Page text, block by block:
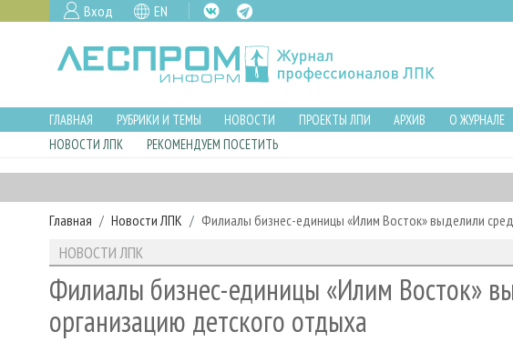
Вход EN
ГЛАВНАЯ РУБРИКИ И ТЕМЫ НОВОСТИ ПРОЕКТЫ ЛПИ АРХИВ О ЖУРНАЛЕ
НОВОСТИ ЛПК
РЕКОМЕНДУЕМ ПОСЕТИТЬ
Главная Новости ЛПК Филиалы бизнес-единицы «Илим Восток» выделили
НОВОСТИ ЛПК
Филиалы бизнес-единицы «Илим Восток»
организацию детского отдыха